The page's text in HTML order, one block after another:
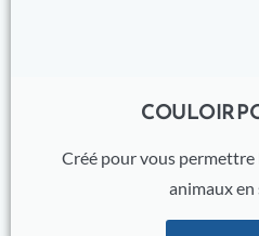
COULOIR
Créé pour vous
animaux